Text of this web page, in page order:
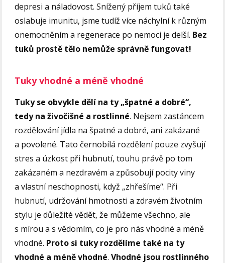
depresi a náladovost. Snížený příjem tuků také
oslabuje imunitu, jsme tudíž více náchylní k různým
onemocněním a regenerace po nemoci je delší. Bez
tuků prostě tělo nemůže správně fungovat!
Tuky vhodné a méně vhodné
Tuky se obvykle dělí na ty „špatné a dobré“,
tedy na živočišné a rostlinné. Nejsem zastáncem
rozdělování jídla na špatné a dobré, ani zakázané
a povolené. Tato černobílá rozdělení pouze zvyšují
stres a úzkost při hubnutí, touhu právě po tom
zakázaném a nezdravém a způsobují pocity viny
a vlastní neschopnosti, když „zhřešíme“. Při
hubnutí, udržování hmotnosti a zdravém životním
stylu je důležité vědět, že můžeme všechno, ale
s mírou a s vědomím, co je pro nás vhodné a méně
vhodné. Proto si tuky rozdělíme také na ty
vhodné a méně vhodné.Vhodné jsou rostlinného